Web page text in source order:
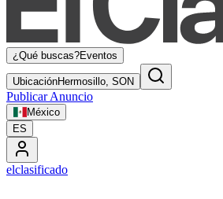
¿Qué buscas?Eventos
UbicaciónHermosillo, SON
Publicar Anuncio
México
ES
elclasificado